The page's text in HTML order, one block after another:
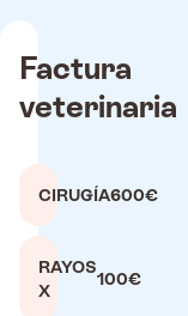
Factura
veterinaria
CIRUGÍA600€
RAYOS
X
100€